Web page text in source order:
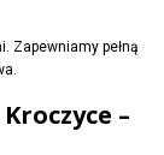
Zapewniamy pełną
–